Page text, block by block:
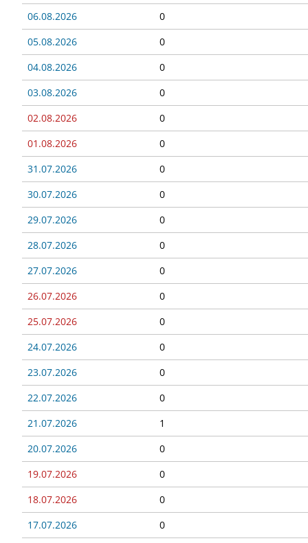
06.08.2026
0
05.08.2026
0
04.08.2026
0
03.08.2026
0
02.08.2026
0
01.08.2026
0
31.07.2026
0
30.07.2026
0
29.07.2026
0
28.07.2026
0
27.07.2026
0
26.07.2026
0
25.07.2026
0
24.07.2026
0
23.07.2026
0
22.07.2026
0
21.07.2026
1
20.07.2026
0
19.07.2026
0
18.07.2026
0
17.07.2026
0